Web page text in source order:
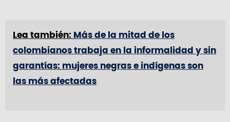
Lea también: Más de la mitad de los
colombianos trabaja en la informalidad y sin
garantías: mujeres negras e indígenas son
las más afectadas